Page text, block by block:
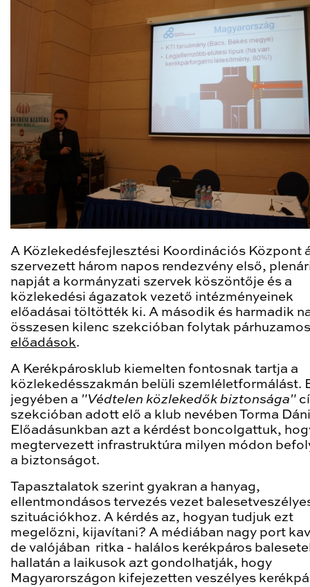
A Közlekedésfejlesztési Koordinációs Központ
szervezett három napos rendezvény első,
napját a kormányzati szervek köszöntője és a
közlekedési ágazatok vezető intézményeinek
előadásai töltötték ki. A második és harmadik
összesen kilenc szekcióban folytak
előadások.
A Kerékpárosklub kiemelten fontosnak tartja a
közlekedésszakmán belüli szemléletformálást.
jegyében a "Védtelen közlekedők biztonsága"
szekcióban adott elő a klub nevében Torma
Előadásunkban azt a kérdést boncolgattuk,
megtervezett infrastruktúra milyen módon
a biztonságot.
Tapasztalatok szerint gyakran a hanyag,
ellentmondásos tervezés vezet
szituációkhoz. A kérdés az, hogyan tudjuk ezt
megelőzni, kijavítani? A médiában nagy port
de valójában ritka - halálos kerékpáros
hallatán a laikusok azt gondolhatják, hogy
Magyarországon kifejezetten veszélyes